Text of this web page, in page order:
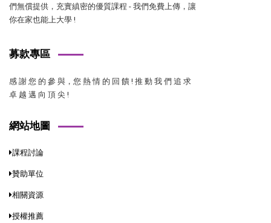
們無償提供，充實縝密的優質課程 - 我們免費上傳，讓
你在家也能上大學 !
募款專區
感 謝 您 的 參 與，您 熱 情 的 回 饋 ! 推 動 我 們 追 求
卓 越 邁 向 頂 尖 !
網站地圖
課程討論
贊助單位
相關資源
授權推薦